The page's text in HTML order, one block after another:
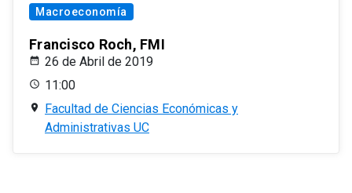
Macroeconomía
Francisco Roch, FMI
26 de Abril de 2019
11:00
Facultad de Ciencias Económicas y
Administrativas UC